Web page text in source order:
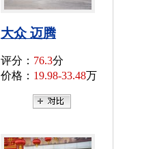
大众 迈腾
评分： 76.3分
价格： 19.98-33.48万